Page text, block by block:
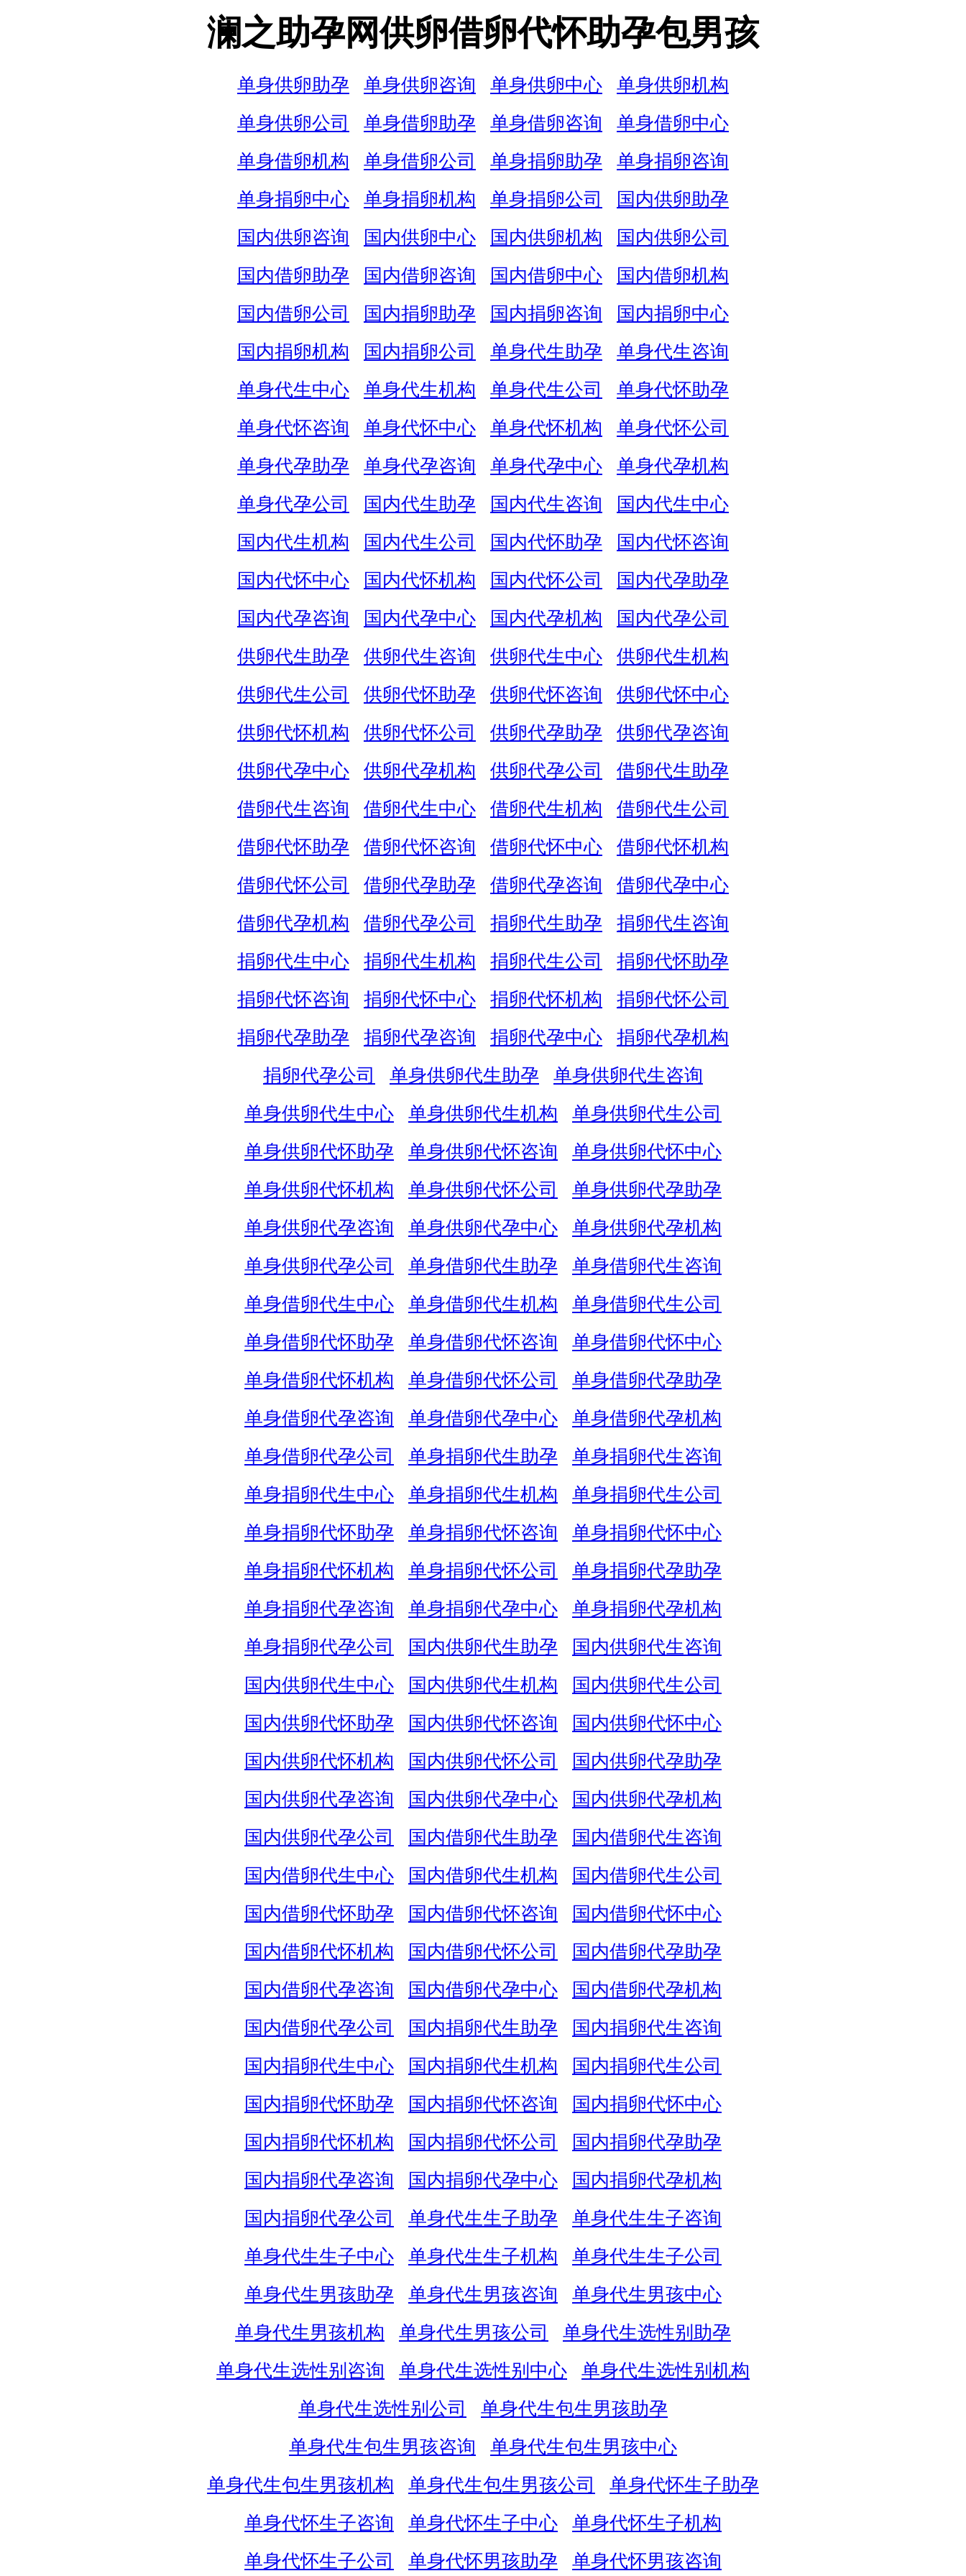
澜之助孕网供卵借卵代怀助孕包男孩
单身供卵助孕 单身供卵咨询 单身供卵中心
单身供卵机构
单身供卵公司
单身借卵助孕 单身借卵咨询
单身借卵中心
单身借卵机构
单身借卵公司 单身捐卵助孕
单身捐卵咨询
单身捐卵中心
单身捐卵机构 单身捐卵公司
国内供卵助孕
国内供卵咨询
国内供卵中心 国内供卵机构
国内供卵公司
国内借卵助孕
国内借卵咨询 国内借卵中心
国内借卵机构
国内借卵公司
国内捐卵助孕 国内捐卵咨询
国内捐卵中心
国内捐卵机构
国内捐卵公司 单身代生助孕
单身代生咨询
单身代生中心
单身代生机构 单身代生公司
单身代怀助孕
单身代怀咨询
单身代怀中心 单身代怀机构
单身代怀公司
单身代孕助孕
单身代孕咨询 单身代孕中心
单身代孕机构
单身代孕公司
国内代生助孕 国内代生咨询
国内代生中心
国内代生机构
国内代生公司 国内代怀助孕
国内代怀咨询
国内代怀中心
国内代怀机构 国内代怀公司
国内代孕助孕
国内代孕咨询
国内代孕中心 国内代孕机构
国内代孕公司
供卵代生助孕
供卵代生咨询 供卵代生中心
供卵代生机构
供卵代生公司
供卵代怀助孕 供卵代怀咨询
供卵代怀中心
供卵代怀机构
供卵代怀公司 供卵代孕助孕
供卵代孕咨询
供卵代孕中心
供卵代孕机构 供卵代孕公司
借卵代生助孕
借卵代生咨询
借卵代生中心 借卵代生机构
借卵代生公司
借卵代怀助孕
借卵代怀咨询 借卵代怀中心
借卵代怀机构
借卵代怀公司
借卵代孕助孕 借卵代孕咨询
借卵代孕中心
借卵代孕机构
借卵代孕公司 捐卵代生助孕
捐卵代生咨询
捐卵代生中心
捐卵代生机构 捐卵代生公司
捐卵代怀助孕
捐卵代怀咨询
捐卵代怀中心 捐卵代怀机构
捐卵代怀公司
捐卵代孕助孕
捐卵代孕咨询 捐卵代孕中心
捐卵代孕机构
捐卵代孕公司
单身供卵代生助孕
单身供卵代生咨询
单身供卵代生中心
单身供卵代生机构
单身供卵代生公司
单身供卵代怀助孕
单身供卵代怀咨询
单身供卵代怀中心
单身供卵代怀机构
单身供卵代怀公司
单身供卵代孕助孕
单身供卵代孕咨询
单身供卵代孕中心
单身供卵代孕机构
单身供卵代孕公司
单身借卵代生助孕
单身借卵代生咨询
单身借卵代生中心
单身借卵代生机构
单身借卵代生公司
单身借卵代怀助孕
单身借卵代怀咨询
单身借卵代怀中心
单身借卵代怀机构
单身借卵代怀公司
单身借卵代孕助孕
单身借卵代孕咨询
单身借卵代孕中心
单身借卵代孕机构
单身借卵代孕公司
单身捐卵代生助孕
单身捐卵代生咨询
单身捐卵代生中心
单身捐卵代生机构
单身捐卵代生公司
单身捐卵代怀助孕
单身捐卵代怀咨询
单身捐卵代怀中心
单身捐卵代怀机构
单身捐卵代怀公司
单身捐卵代孕助孕
单身捐卵代孕咨询
单身捐卵代孕中心
单身捐卵代孕机构
单身捐卵代孕公司
国内供卵代生助孕
国内供卵代生咨询
国内供卵代生中心
国内供卵代生机构
国内供卵代生公司
国内供卵代怀助孕
国内供卵代怀咨询
国内供卵代怀中心
国内供卵代怀机构
国内供卵代怀公司
国内供卵代孕助孕
国内供卵代孕咨询
国内供卵代孕中心
国内供卵代孕机构
国内供卵代孕公司
国内借卵代生助孕
国内借卵代生咨询
国内借卵代生中心
国内借卵代生机构
国内借卵代生公司
国内借卵代怀助孕
国内借卵代怀咨询
国内借卵代怀中心
国内借卵代怀机构
国内借卵代怀公司
国内借卵代孕助孕
国内借卵代孕咨询
国内借卵代孕中心
国内借卵代孕机构
国内借卵代孕公司
国内捐卵代生助孕
国内捐卵代生咨询
国内捐卵代生中心
国内捐卵代生机构
国内捐卵代生公司
国内捐卵代怀助孕
国内捐卵代怀咨询
国内捐卵代怀中心
国内捐卵代怀机构
国内捐卵代怀公司
国内捐卵代孕助孕
国内捐卵代孕咨询
国内捐卵代孕中心
国内捐卵代孕机构
国内捐卵代孕公司
单身代生生子助孕
单身代生生子咨询
单身代生生子中心
单身代生生子机构
单身代生生子公司
单身代生男孩助孕
单身代生男孩咨询
单身代生男孩中心
单身代生男孩机构
单身代生男孩公司
单身代生选性别助孕
单身代生选性别咨询
单身代生选性别中心
单身代生选性别机构
单身代生选性别公司
单身代生包生男孩助孕
单身代生包生男孩咨询
单身代生包生男孩中心
单身代生包生男孩机构
单身代生包生男孩公司
单身代怀生子助孕
单身代怀生子咨询
单身代怀生子中心
单身代怀生子机构
单身代怀生子公司
单身代怀男孩助孕 单身代怀男孩咨询